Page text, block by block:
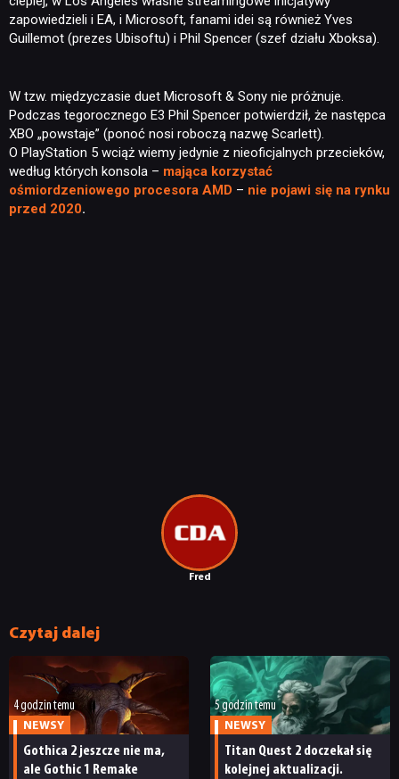
Fred
zapowiedzieli i EA, i Microsoft, fanami idei są również Yves
Guillemot (prezes Ubisoftu) i Phil Spencer (szef działu Xboksa).
W tzw. międzyczasie duet Microsoft & Sony nie próżnuje.
Podczas tegorocznego E3 Phil Spencer potwierdził, że następca
XBO „powstaje” (ponoć nosi roboczą nazwę Scarlett).
O PlayStation 5 wciąż wiemy jedynie z nieoficjalnych przecieków,
według których konsola – mająca korzystać
ośmiordzeniowego procesora AMD – nie pojawi się na rynku
przed 2020.
Czytaj dalej
4 godzin temu
NEWSY
Gothica 2 jeszcze nie ma,
ale Gothic 1 Remake
5 godzin temu
NEWSY
Titan Quest 2 doczekał się
kolejnej aktualizacji.